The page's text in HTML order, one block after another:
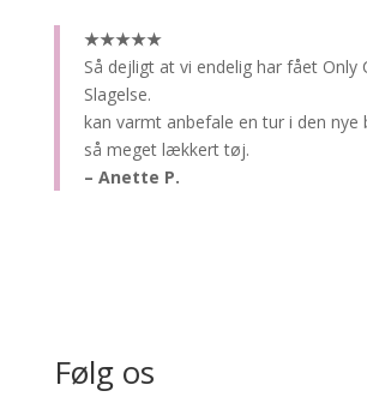
★★★★★
Så dejligt at vi endelig har fået Only
Slagelse.
kan varmt anbefale en tur i den nye
så meget lækkert tøj.
– Anette P.
Følg os